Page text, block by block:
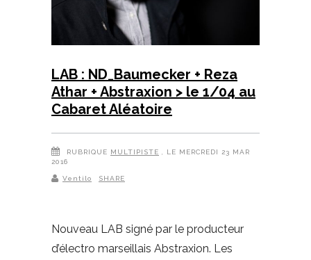
LAB : ND_Baumecker + Reza
Athar + Abstraxion > le 1/04 au
Cabaret Aléatoire
RUBRIQUE MULTIPISTE
, LE MERCREDI 23 MAR
2016
Ventilo SHARE
Nouveau LAB signé par le producteur
d’électro marseillais Abstraxion. Les